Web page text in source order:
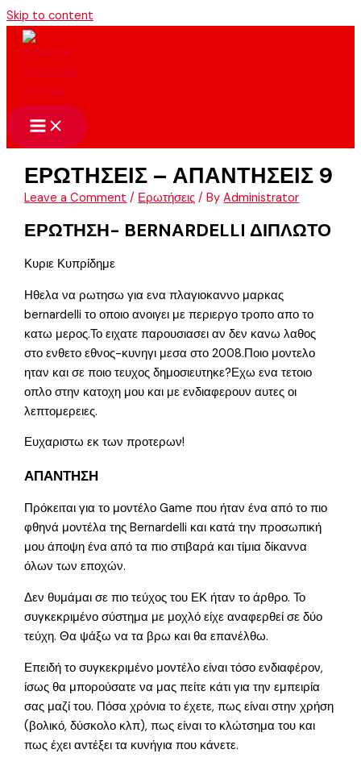
Skip to content
ΕΡΩΤΗΣΕΙΣ – ΑΠΑΝΤΗΣΕΙΣ 9
Leave a Comment / Ερωτήσεις / ByAdministrator
ΕΡΩΤΗΣΗ- BERNARDELLI ΔΙΠΛΩΤΟ
Κυριε Κυπρίδημε
Ηθελα να ρωτησω για ενα πλαγιοκαννο μαρκας
bernardelli το οποιο ανοιγει με περιεργο τροπο απο το
κατω μερος.Το ειχατε παρουσιασει αν δεν κανω λαθος
στο ενθετο εθνος-κυνηγι μεσα στο 2008.Ποιο μοντελο
ηταν και σε ποιο τευχος δημοσιευτηκε?Εχω ενα τετοιο
οπλο στην κατοχη μου και με ενδιαφερουν αυτες οι
λεπτομερειες.
Ευχαριστω εκ των προτερων!
ΑΠΑΝΤΗΣΗ
Πρόκειται για το μοντέλο Game που ήταν ένα από το πιο
φθηνά μοντέλα της Bernardelli και κατά την προσωπική
μου άποψη ένα από τα πιο στιβαρά και τίμια δίκαννα
όλων των εποχών.
Δεν θυμάμαι σε πιο τεύχος του ΕΚ ήταν το άρθρο. Το
συγκεκριμένο σύστημα με μοχλό είχε αναφερθεί σε δύο
τεύχη. Θα ψάξω να τα βρω και θα επανέλθω.
Επειδή το συγκεκριμένο μοντέλο είναι τόσο ενδιαφέρον,
ίσως θα μπορούσατε να μας πείτε κάτι για την εμπειρία
σας μαζί του. Πόσα χρόνια το έχετε, πως είναι στην χρήση
(βολικό, δύσκολο κλπ), πως είναι το κλώτσημα του και
πως έχει αντέξει τα κυνήγια που κάνετε.